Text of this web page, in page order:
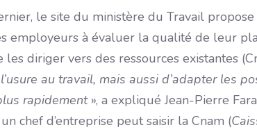
le site du ministère du Travail
employeurs à évaluer la qualité de leur
diriger vers des ressources existantes
au travail, mais aussi d’adapter les
rapidement», a expliqué Jean-Pierre
chef d’entreprise peut saisir la Cnam (